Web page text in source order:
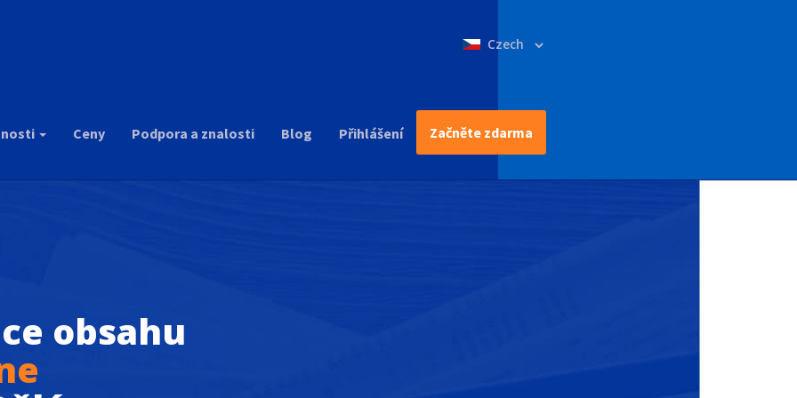
Select
Ceny Podpora a znalosti Blog Přihlášení Začněte zdarma
obsahu